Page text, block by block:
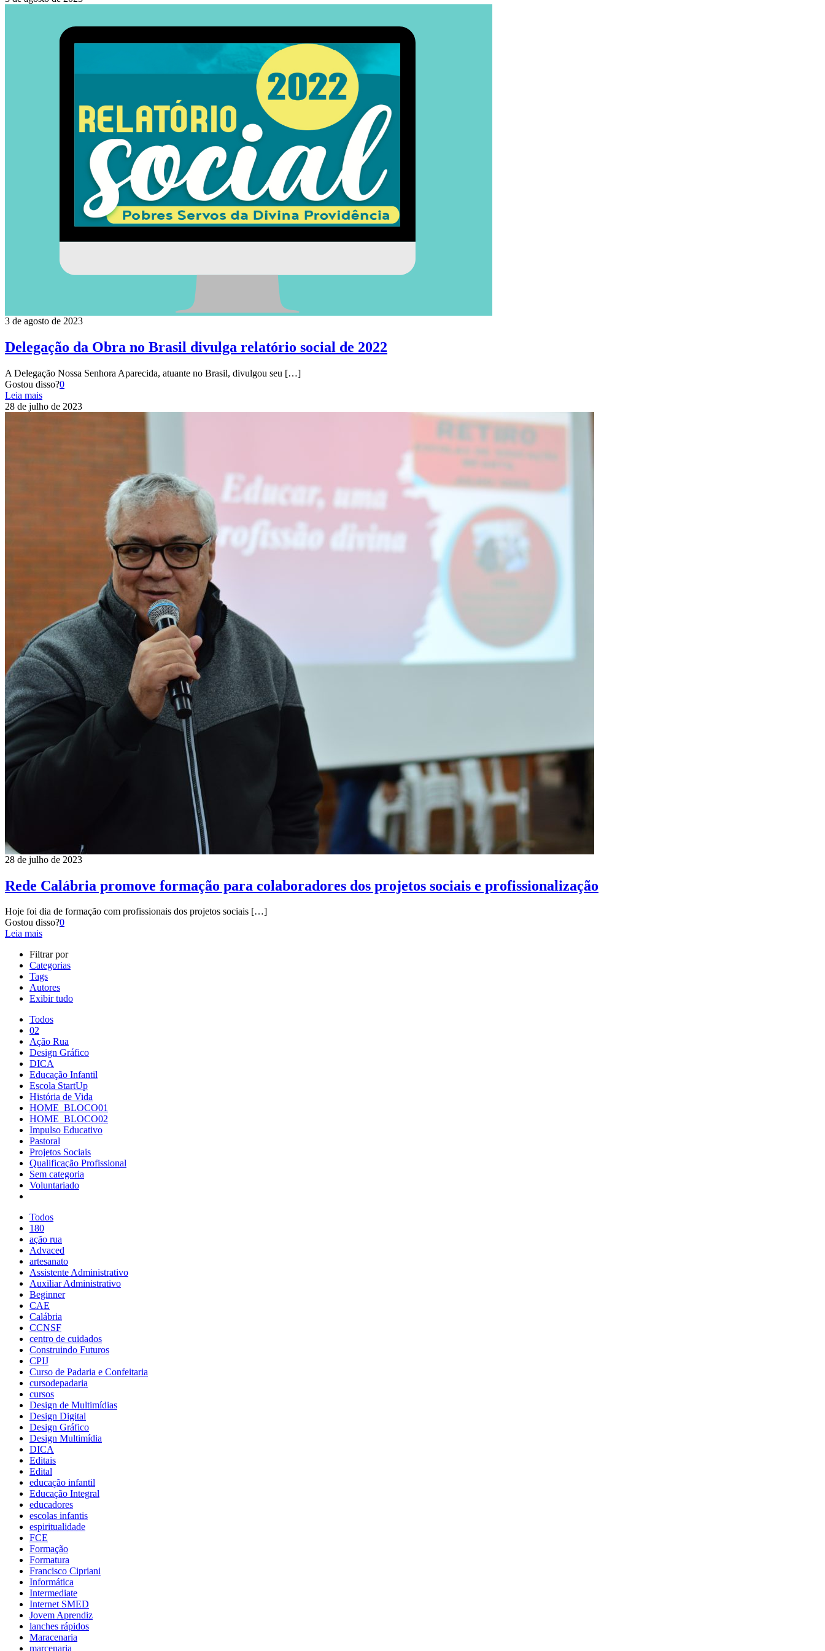
3 de agosto de 2023
Delegação da Obra no Brasil divulga relatório social de 2022
A Delegação Nossa Senhora Aparecida, atuante no Brasil, divulgou seu […]
Gostou disso?0
Leia mais
28 de julho de 2023
28 de julho de 2023
Rede Calábria promove formação para colaboradores dos projetos sociais e profissionalização
Hoje foi dia de formação com profissionais dos projetos sociais […]
Gostou disso?0
Leia mais
Filtrar por
Categorias
Tags
Autores
Exibir tudo
Todos
02
Ação Rua
Design Gráfico
DICA
Educação Infantil
Escola StartUp
História de Vida
HOME_BLOCO01
HOME_BLOCO02
Impulso Educativo
Pastoral
Projetos Sociais
Qualificação Profissional
Sem categoria
Voluntariado
Todos
180
ação rua
Advaced
artesanato
Assistente Administrativo
Auxiliar Administrativo
Beginner
CAE
Calábria
CCNSF
centro de cuidados
Construindo Futuros
CPIJ
Curso de Padaria e Confeitaria
cursodepadaria
cursos
Design de Multimídias
Design Digital
Design Gráfico
Design Multimídia
DICA
Editais
Edital
educação infantil
Educação Integral
educadores
escolas infantis
espiritualidade
FCE
Formação
Formatura
Francisco Cipriani
Informática
Intermediate
Internet SMED
Jovem Aprendiz
lanches rápidos
Maracenaria
marcenaria